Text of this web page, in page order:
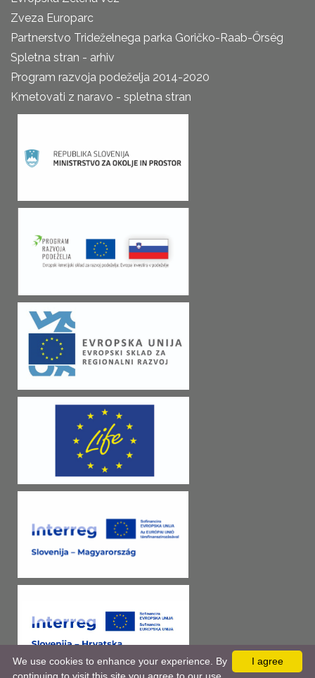
Zveza Europarc
Partnerstvo Trideželnega parka Goričko-Raab-Őrség
Spletna stran - arhiv
Program razvoja podeželja 2014-2020
Kmetovati z naravo - spletna stran
I agree
We use cookies to enhance your experience. By